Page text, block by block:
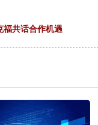
福共话合作机遇